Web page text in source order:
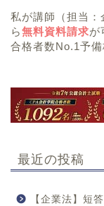
私が講師（担当
ら無料資料請求が
合格者数No.1予
最近の投稿
【企業法】短